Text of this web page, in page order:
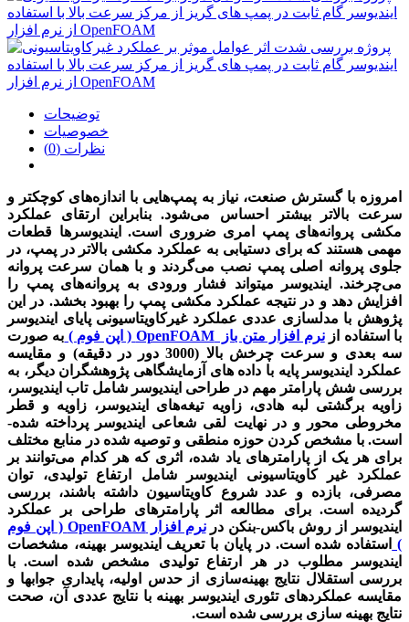
توضیحات
خصوصیات
نظرات (0)
امروزه با گسترش صنعت، نیاز به پمپ‌­هایی با اندازه­‌های کوچکتر و
سرعت بالاتر بیشتر احساس می‌­شود. بنابراین ارتقای عملکرد
مکشی پروانه‌های پمپ امری ضروری است. ایندیوسرها قطعات
مهمی هستند که برای دستیابی به عملکرد مکشی بالاتر در پمپ، در
جلوی پروانه اصلی پمپ نصب می‌­گردند و با همان سرعت پروانه
می‌­چرخند. ایندیوسر می­تواند فشار ورودی به پروانه‌­های پمپ را
افزایش دهد و در نتیجه عملکرد مکشی پمپ را بهبود بخشد. در این
پژوهش با مدل­سازی عددی عملکرد غیرکاویتاسیونی پایای ایندیوسر
با استفاده ازنرم افزار متن باز OpenFOAM ( اپن فوم )
به صورت
سه بعدی و سرعت چرخش بالا (3000 دور در دقیقه) و مقایسه
عملکرد ایندیوسر پایه با داده ­های آزمایشگاهی پژوهشگران دیگر، به
­بررسی شش پارامتر مهم در طراحی ایندیوسر شامل تاب ایندیوسر،
زاویه برگشتی لبه هادی، زاویه تیغه‌­های ایندیوسر، زاویه و قطر
مخروطی محور و در نهایت لقی شعاعی ایندیوسر پرداخته شده­
است. با مشخص کردن حوزه منطقی و توصیه ­شده در منابع مختلف
برای هر یک از پارامترهای یاد شده، اثری که هر کدام می­‌توانند بر
عملکرد غیر کاویتاسیونی ایندیوسر شامل ارتفاع تولیدی، توان
مصرفی، بازده و عدد شروع کاویتاسیون داشته باشند، بررسی
گردیده است. برای مطالعه اثر پارامترهای طراحی بر عملکرد
ایندیوسر از روش باکس-بنکن در
نرم افزار OpenFOAM ( اپن فوم
) استفاده شده­ است. در پایان با تعریف ایندیوسر بهینه، مشخصات
ایندیوسر مطلوب در هر ارتفاع تولیدی مشخص­ شده ­است. با
بررسی استقلال نتایج بهینه‌­سازی از حدس اولیه، پایداری جواب­ها و
مقایسه عملکردهای تئوری ایندیوسر بهینه با نتایج عددی آن، صحت
نتایج بهینه­ سازی بررسی شده ­است.